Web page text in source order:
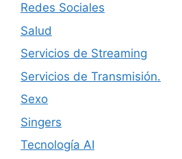
Redes Sociales
Salud
Servicios de Streaming
Servicios de Transmisión.
Sexo
Singers
Tecnología AI